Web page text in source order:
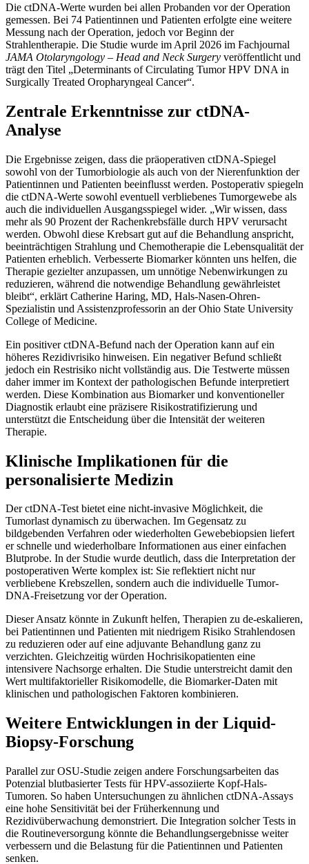
Die ctDNA-Werte wurden bei allen Probanden vor der Operation
gemessen. Bei 74 Patientinnen und Patienten erfolgte eine weitere
Messung nach der Operation, jedoch vor Beginn der
Strahlentherapie. Die Studie wurde im April 2026 im Fachjournal
JAMA Otolaryngology – Head and Neck Surgery veröffentlicht und
trägt den Titel „Determinants of Circulating Tumor HPV DNA in
Surgically Treated Oropharyngeal Cancer“.
Zentrale Erkenntnisse zur ctDNA-
Analyse
Die Ergebnisse zeigen, dass die präoperativen ctDNA-Spiegel
sowohl von der Tumorbiologie als auch von der Nierenfunktion der
Patientinnen und Patienten beeinflusst werden. Postoperativ spiegeln
die ctDNA-Werte sowohl eventuell verbliebenes Tumorgewebe als
auch die individuellen Ausgangsspiegel wider. „Wir wissen, dass
mehr als 90 Prozent der Rachenkrebsfälle durch HPV verursacht
werden. Obwohl diese Krebsart gut auf die Behandlung anspricht,
beeinträchtigen Strahlung und Chemotherapie die Lebensqualität der
Patienten erheblich. Verbesserte Biomarker könnten uns helfen, die
Therapie gezielter anzupassen, um unnötige Nebenwirkungen zu
reduzieren, während die notwendige Behandlung gewährleistet
bleibt“, erklärt Catherine Haring, MD, Hals-Nasen-Ohren-
Spezialistin und Assistenzprofessorin an der Ohio State University
College of Medicine.
Ein positiver ctDNA-Befund nach der Operation kann auf ein
höheres Rezidivrisiko hinweisen. Ein negativer Befund schließt
jedoch ein Restrisiko nicht vollständig aus. Die Testwerte müssen
daher immer im Kontext der pathologischen Befunde interpretiert
werden. Diese Kombination aus Biomarker und konventioneller
Diagnostik erlaubt eine präzisere Risikostratifizierung und
unterstützt die Entscheidung über die Intensität der weiteren
Therapie.
Klinische Implikationen für die
personalisierte Medizin
Der ctDNA-Test bietet eine nicht-invasive Möglichkeit, die
Tumorlast dynamisch zu überwachen. Im Gegensatz zu
bildgebenden Verfahren oder wiederholten Gewebebiopsien liefert
er schnelle und wiederholbare Informationen aus einer einfachen
Blutprobe. In der Studie wurde deutlich, dass die Interpretation der
postoperativen Werte komplex ist: Sie reflektiert nicht nur
verbliebene Krebszellen, sondern auch die individuelle Tumor-
DNA-Freisetzung vor der Operation.
Dieser Ansatz könnte in Zukunft helfen, Therapien zu de-eskalieren,
bei Patientinnen und Patienten mit niedrigem Risiko Strahlendosen
zu reduzieren oder auf eine adjuvante Behandlung ganz zu
verzichten. Gleichzeitig würden Hochrisikopatienten eine
intensivere Nachsorge erhalten. Die Studie unterstreicht damit den
Wert multifaktorieller Risikomodelle, die Biomarker-Daten mit
klinischen und pathologischen Faktoren kombinieren.
Weitere Entwicklungen in der Liquid-
Biopsy-Forschung
Parallel zur OSU-Studie zeigen andere Forschungsarbeiten das
Potenzial blutbasierter Tests für HPV-assoziierte Kopf-Hals-
Tumoren. So haben Untersuchungen zu ähnlichen ctDNA-Assays
eine hohe Sensitivität bei der Früherkennung und
Rezidivüberwachung demonstriert. Die Integration solcher Tests in
die Routineversorgung könnte die Behandlungsergebnisse weiter
verbessern und die Belastung für die Patientinnen und Patienten
senken.